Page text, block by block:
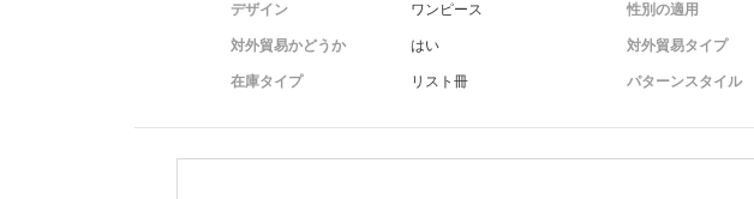
デザイン ワンピース 性別の適用
対外貿易かどうか はい 対外貿易タイプ
在庫タイプ リスト冊 パターンスタイル